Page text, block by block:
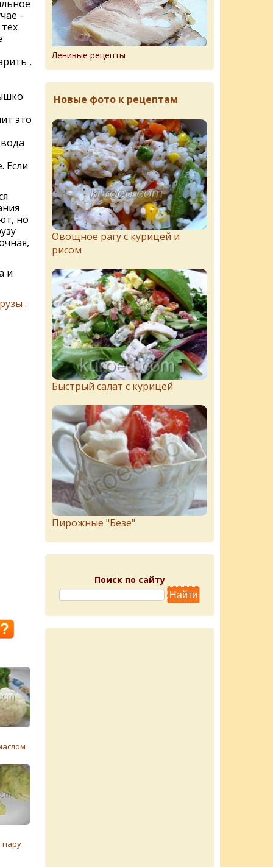
-
,
это
Если
но
и
.
пару
Ленивые рецепты
Новые фото к рецептам
Овощное рагу с курицей и
рисом
Быстрый салат с курицей
Пирожныe "Бeзe"
Поиск по сайту